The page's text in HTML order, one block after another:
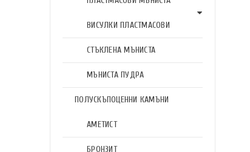
ВИСУЛКИ ПЛАСТМАСОВИ
СТЪКЛЕНА МЪНИСТА
МЪНИСТА ПУДРА
ПОЛУСКЪПОЦЕННИ КАМЪНИ
АМЕТИСТ
БРОНЗИТ